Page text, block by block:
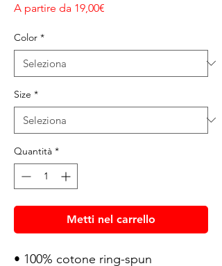
A partire da 19,00€
Color *
Size *
Quantità *
Metti nel carrello
• 100% cotone ring-spun